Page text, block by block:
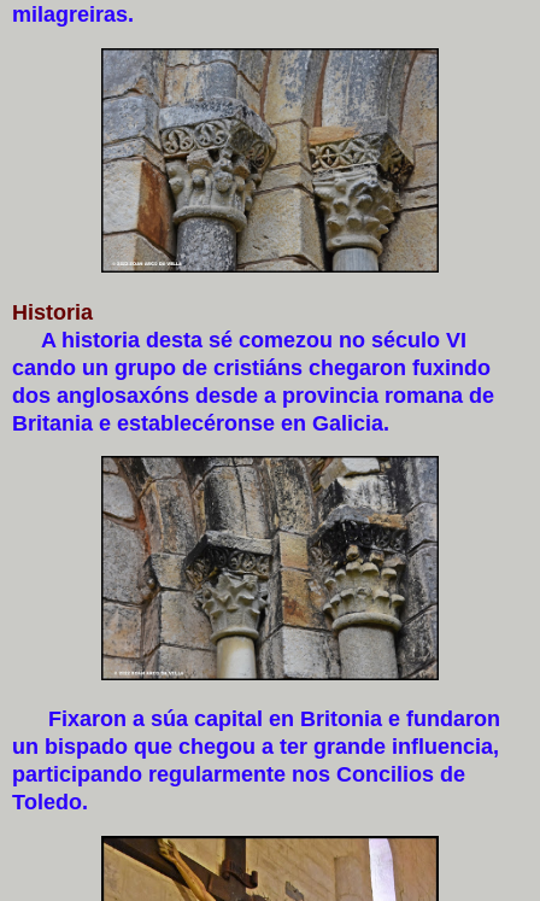
milagreiras.
Historia
A historia desta sé comezou no século VI
cando un grupo de cristiáns chegaron fuxindo
dos anglosaxóns desde a provincia romana de
Britania e establecéronse en Galicia.
Fixaron a súa capital en Britonia e fundaron
un bispado que chegou a ter grande influencia,
participando regularmente nos Concilios de
Toledo.